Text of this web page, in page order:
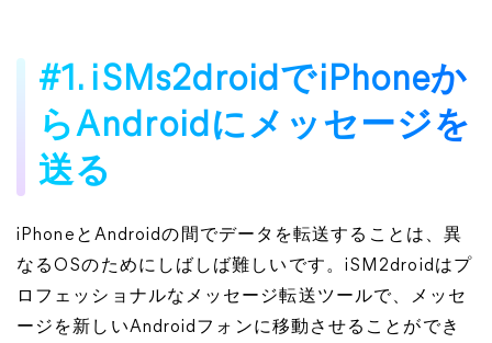
#1. iSMs2droidでiPhoneか
らAndroidにメッセージを
送る
iPhoneとAndroidの間でデータを転送することは、異
なるOSのためにしばしば難しいです。iSM2droidはプ
ロフェッショナルなメッセージ転送ツールで、メッセ
ージを新しいAndroidフォンに移動させることができ